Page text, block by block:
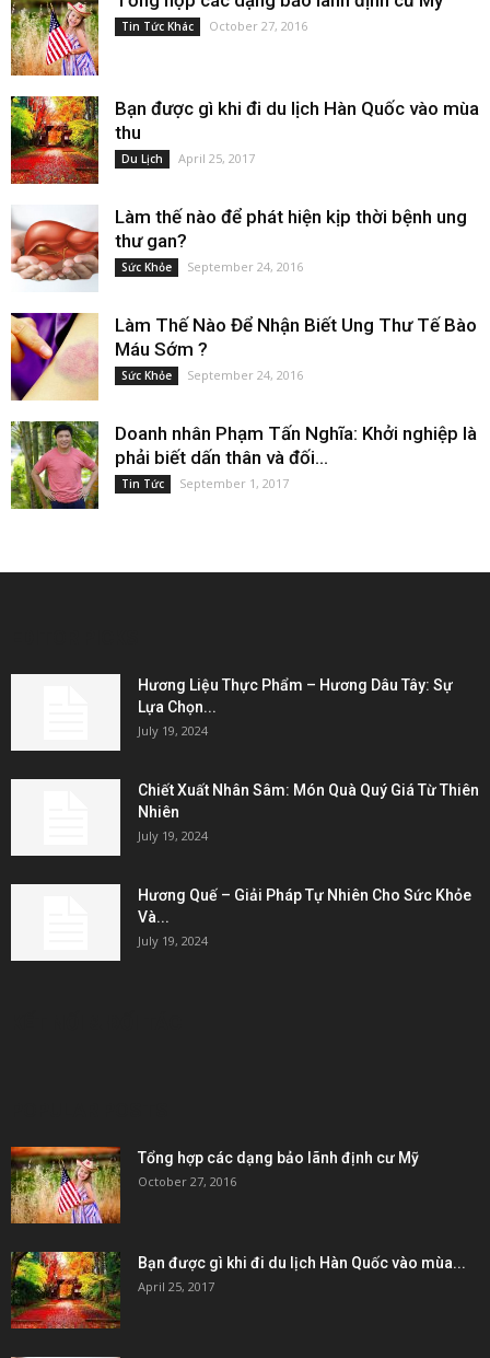
Tin Tức Khác October 27, 2016
Bạn được gì khi đi du lịch Hàn Quốc vào mùa
thu
Du Lịch April 25, 2017
Làm thế nào để phát hiện kịp thời bệnh ung
thư gan?
Sức Khỏe September 24, 2016
Làm Thế Nào Để Nhận Biết Ung Thư Tế Bào
Máu Sớm ?
Sức Khỏe September 24, 2016
Doanh nhân Phạm Tấn Nghĩa: Khởi nghiệp là
phải biết dấn thân và đối...
Tin Tức September 1, 2017
Hương Liệu Thực Phẩm – Hương Dâu Tây: Sự
Lựa Chọn...
July 19, 2024
Chiết Xuất Nhân Sâm: Món Quà Quý Giá Từ Thiên
Nhiên
July 19, 2024
Hương Quế – Giải Pháp Tự Nhiên Cho Sức Khỏe
Và...
July 19, 2024
Tổng hợp các dạng bảo lãnh định cư Mỹ
October 27, 2016
Bạn được gì khi đi du lịch Hàn Quốc vào mùa...
April 25, 2017